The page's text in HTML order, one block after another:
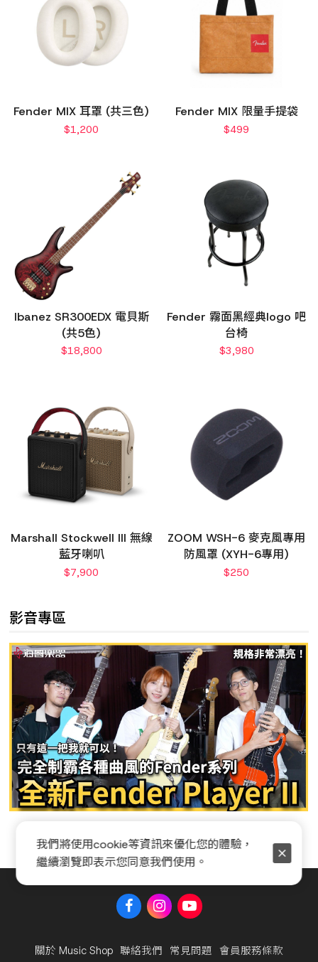
Fender MIX 耳罩 (共三色)
$1,200
Fender MIX 限量手提袋
$499
Ibanez SR300EDX 電貝斯
(共5色)
$18,800
Fender 霧面黑經典logo 吧
台椅
$3,980
Marshall Stockwell III 無線
藍牙喇叭
$7,900
ZOOM WSH-6 麥克風專用
防風罩 (XYH-6專用)
$250
影音專區
關於 Music Shop 聯絡我們 常見問題 會員服務條款
我們將使用cookie等資訊來優化您的體驗，
繼續瀏覽即表示您同意我們使用。